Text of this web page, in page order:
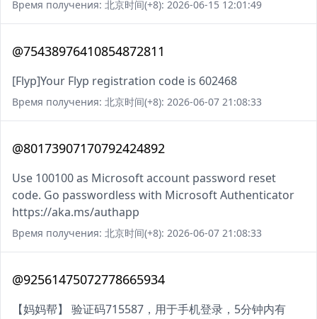
Время получения: 北京时间(+8): 2026-06-15 12:01:49
@75438976410854872811
[Flyp]Your Flyp registration code is 602468
Время получения: 北京时间(+8): 2026-06-07 21:08:33
@80173907170792424892
Use 100100 as Microsoft account password reset
code. Go passwordless with Microsoft Authenticator
https://aka.ms/authapp
Время получения: 北京时间(+8): 2026-06-07 21:08:33
@92561475072778665934
【妈妈帮】 验证码715587，用于手机登录，5分钟内有